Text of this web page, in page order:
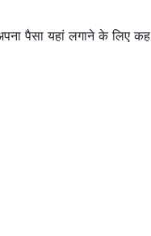
पैसा यहां लगाने के लिए कह